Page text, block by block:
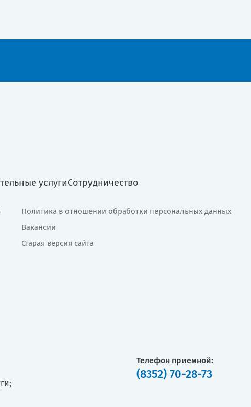
услугиСотрудничество
Политика в отношении обработки персональных данных
Вакансии
Старая версия сайта
Телефон приемной:
(8352) 70-28-73